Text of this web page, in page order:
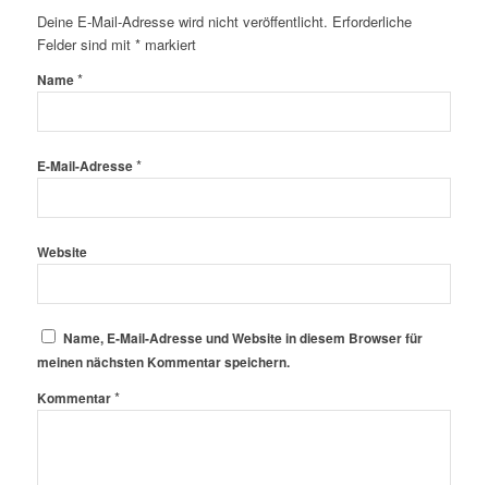
Deine E-Mail-Adresse wird nicht veröffentlicht. Erforderliche
Felder sind mit *markiert
Name*
E-Mail-Adresse*
Website
Name, E-Mail-Adresse und Website in diesem Browser für
meinen nächsten Kommentar speichern.
Kommentar*